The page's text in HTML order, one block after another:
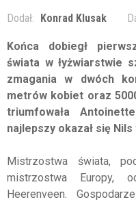
Dodał: Konrad Klusak
Końca dobiegł
świata w łyżwiarstwie
zmagania w dwóch
metrów kobiet oraz
triumfowała
najlepszy okazał się
Mistrzostwa świata,
mistrzostwa Europy,
Heerenveen.